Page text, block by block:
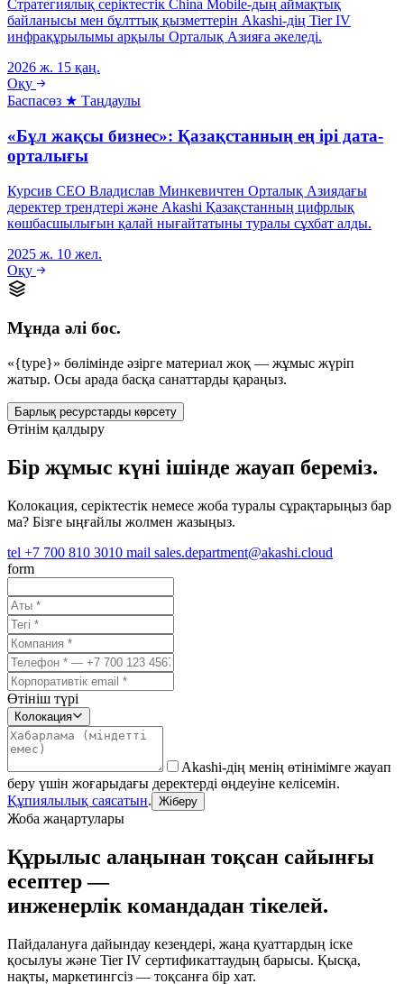
Стратегиялық серіктестік China Mobile-дың аймақтық
байланысы мен бұлттық қызметтерін Akashi-дің Tier IV
инфрақұрылымы арқылы Орталық Азияға әкеледі.
2026 ж. 15 қаң.
Оқу
Баспасөз ★ Таңдаулы
«Бұл жақсы бизнес»: Қазақстанның ең ірі дата-
орталығы
Курсив CEO Владислав Минкевичтен Орталық Азиядағы
деректер трендтері және Akashi Қазақстанның цифрлық
көшбасшылығын қалай нығайтатыны туралы сұхбат алды.
2025 ж. 10 жел.
Оқу
Мұнда әлі бос.
«{type}» бөлімінде әзірге материал жоқ — жұмыс жүріп
жатыр. Осы арада басқа санаттарды қараңыз.
Барлық ресурстарды көрсету
Өтінім қалдыру
Бір жұмыс күні ішінде жауап береміз.
Колокация, серіктестік немесе жоба туралы сұрақтарыңыз бар
ма? Бізге ыңғайлы жолмен жазыңыз.
tel +7 700 810 3010 mail sales.department@akashi.cloud
form
Өтініш түрі
Колокация
Akashi-дің менің өтінімімге жауап
беру үшін жоғарыдағы деректерді өңдеуіне келісемін.
Құпиялылық саясатын. Жіберу
Жоба жаңартулары
Құрылыс алаңынан тоқсан сайынғы
есептер —
инженерлік командадан тікелей.
Пайдалануға дайындау кезеңдері, жаңа қуаттардың іске
қосылуы және Tier IV сертификаттаудың барысы. Қысқа,
нақты, маркетингсіз — тоқсанға бір хат.